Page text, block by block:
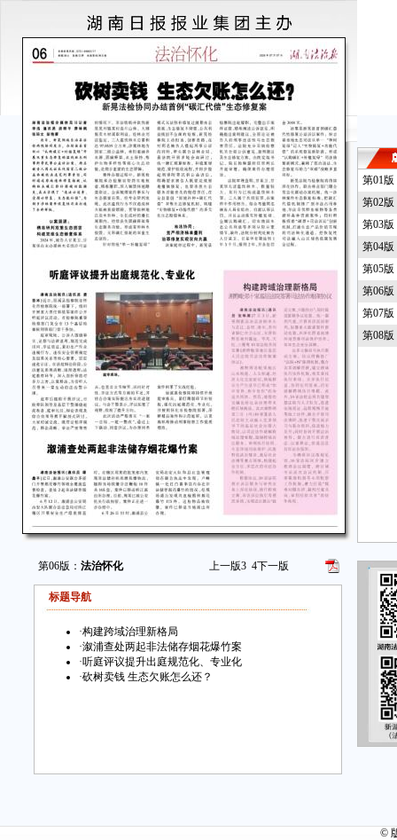
第06版： 法治怀化 上一版3 4下一版
标题导航
·构建跨域治理新格局
·溆浦查处两起非法储存烟花爆竹案
·听庭评议提升出庭规范化、专业化
·砍树卖钱 生态欠账怎么还？
第01
第02
第03
第04
第05
第06
第07
第08
©